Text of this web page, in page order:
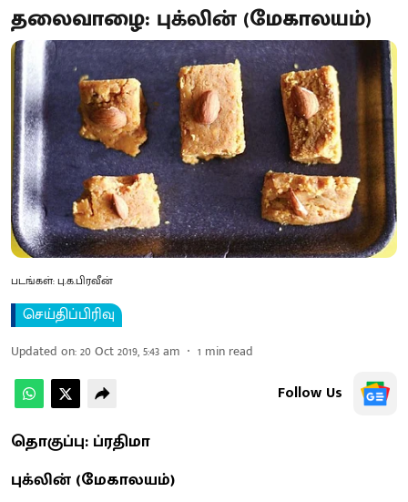
தலைவாழை: புக்லின் (மேகாலயம்)
படங்கள்: பு.க.பிரவீன்
செய்திப்பிரிவு
Updated on:20 Oct 2019, 5:43 am 1 min read
Follow Us
தொகுப்பு: ப்ரதிமா
புக்லின் (மேகாலயம்)